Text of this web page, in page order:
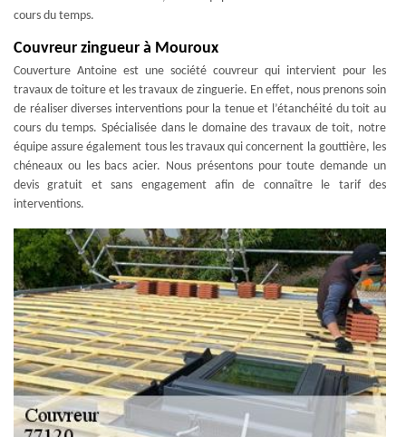
cours du temps.
Couvreur zingueur à Mouroux
Couverture Antoine est une société couvreur qui intervient pour les
travaux de toiture et les travaux de zinguerie. En effet, nous prenons soin
de réaliser diverses interventions pour la tenue et l’étanchéité du toit au
cours du temps. Spécialisée dans le domaine des travaux de toit, notre
équipe assure également tous les travaux qui concernent la gouttière, les
chéneaux ou les bacs acier. Nous présentons pour toute demande un
devis gratuit et sans engagement afin de connaître le tarif des
interventions.